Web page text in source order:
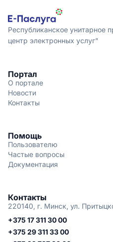
Республиканское унитарное
центр электронных услуг"
Портал
О портале
Новости
Контакты
Помощь
Пользователю
Частые вопросы
Документация
Контакты
220140, г. Минск, ул.
+375 17 311 30 00
+375 29 311 33 00